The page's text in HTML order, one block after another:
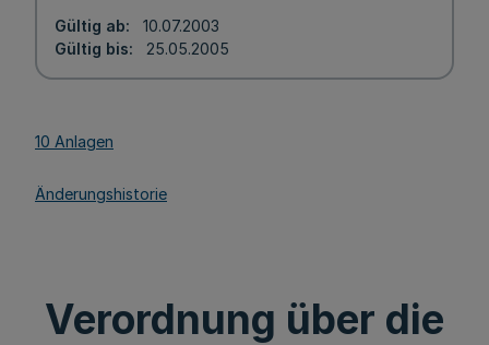
Gültig ab
10.07.2003
Gültig bis
25.05.2005
10 Anlagen
Änderungshistorie
Verordnung über die